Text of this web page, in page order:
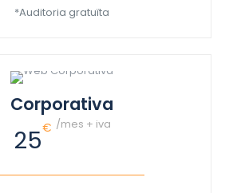
*Auditoria gratuïta
Corporativa
25€ /mes + iva